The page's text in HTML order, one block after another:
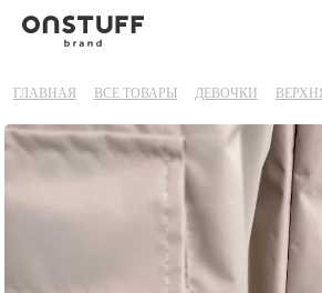
ГЛАВНАЯ ВСЕ ТОВАРЫ ДЕВОЧКИ